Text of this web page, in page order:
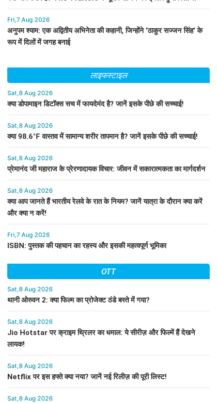
Fri,7 Aug 2026
अनुपम श्याम: एक अद्वितीय अभिनेता की कहानी, जिन्होंने 'ठाकुर सज्जन सिंह' के
रूप में दिलों में जगह बनाई
लाइफस्टाइल
Sat,8 Aug 2026
क्या डोपामाइन डिटॉक्स सच में फायदेमंद है? जानें इसके पीछे की सच्चाई!
Sat,8 Aug 2026
क्या 98.6°F वास्तव में सामान्य शरीर तापमान है? जानें इसके पीछे की सच्चाई!
Sat,8 Aug 2026
प्रेमानंद जी महाराज के प्रेरणादायक विचार: जीवन में सकारात्मकता का मार्गदर्शन
Sat,8 Aug 2026
क्या आप जानते हैं भारतीय रेलवे के रात के नियम? जानें यात्रा के दौरान क्या करें
और क्या न करें!
Fri,7 Aug 2026
ISBN: पुस्तक की पहचान का रहस्य और इसकी महत्वपूर्ण भूमिका
OTT
Sat,8 Aug 2026
थानी ओरुवन 2: क्या फिल्म का प्रोजेक्ट ठंडे बस्ते में गया?
Sat,8 Aug 2026
Jio Hotstar पर क्राइम थ्रिलर का धमाल: ये सीरीज़ और फिल्में हैं देखने
लायक!
Sat,8 Aug 2026
Netflix पर इस हफ्ते क्या नया? जानें नई रिलीज़ की पूरी लिस्ट!
Sat,8 Aug 2026